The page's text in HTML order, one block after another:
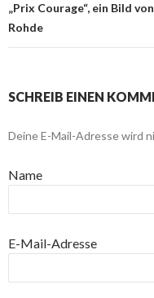
„Prix Courage“, ein Bild
Rohde
SCHREIB EINEN
Deine E-Mail-Adresse wird
Name
E-Mail-Adresse